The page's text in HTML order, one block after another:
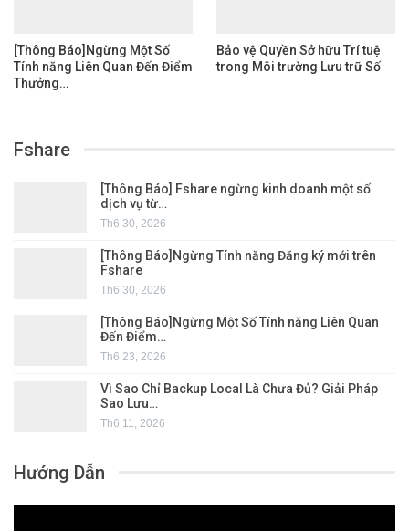
[Thông Báo]Ngừng Một Số
Tính năng Liên Quan Đến Điểm
Thưởng…
Bảo vệ Quyền Sở hữu Trí tuệ
trong Môi trường Lưu trữ Số
Fshare
[Thông Báo] Fshare ngừng kinh doanh một số
dịch vụ từ…
Th6 30, 2026
[Thông Báo]Ngừng Tính năng Đăng ký mới trên
Fshare
Th6 30, 2026
[Thông Báo]Ngừng Một Số Tính năng Liên Quan
Đến Điểm…
Th6 23, 2026
Vì Sao Chỉ Backup Local Là Chưa Đủ? Giải Pháp
Sao Lưu…
Th6 11, 2026
Hướng Dẫn